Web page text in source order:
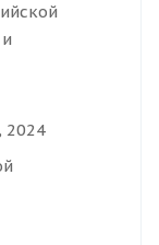
2024